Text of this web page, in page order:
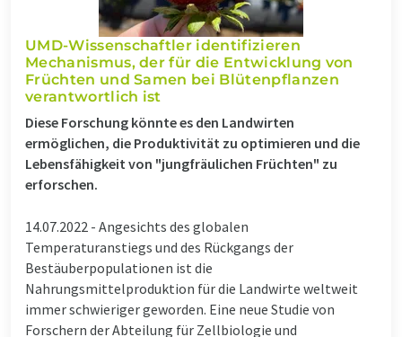
UMD-Wissenschaftler identifizieren
Mechanismus, der für die Entwicklung von
Früchten und Samen bei Blütenpflanzen
verantwortlich ist
Diese Forschung könnte es den Landwirten
ermöglichen, die Produktivität zu optimieren und die
Lebensfähigkeit von "jungfräulichen Früchten" zu
erforschen.
14.07.2022 - Angesichts des globalen
Temperaturanstiegs und des Rückgangs der
Bestäuberpopulationen ist die
Nahrungsmittelproduktion für die Landwirte weltweit
immer schwieriger geworden. Eine neue Studie von
Forschern der Abteilung für Zellbiologie und